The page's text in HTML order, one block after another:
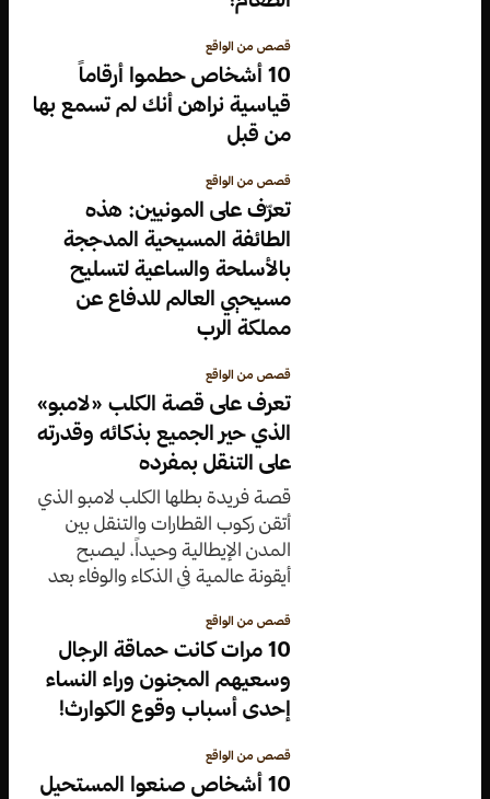
قصص من الواقع
10 أشخاص حطموا أرقاماً
قياسية نراهن أنك لم تسمع بها
من قبل
قصص من الواقع
تعرّف على المونيين: هذه
الطائفة المسيحية المدججة
بالأسلحة والساعية لتسليح
مسيحيي العالم للدفاع عن
مملكة الرب
قصص من الواقع
تعرف على قصة الكلب «لامبو»
الذي حير الجميع بذكائه وقدرته
على التنقل بمفرده
قصة فريدة بطلها الكلب لامبو الذي
أتقن ركوب القطارات والتنقل بين
المدن الإيطالية وحيداً، ليصبح
أيقونة عالمية في الذكاء والوفاء بعد
قصص من الواقع
10 مرات كانت حماقة الرجال
وسعيهم المجنون وراء النساء
إحدى أسباب وقوع الكوارث!
قصص من الواقع
10 أشخاص صنعوا المستحيل